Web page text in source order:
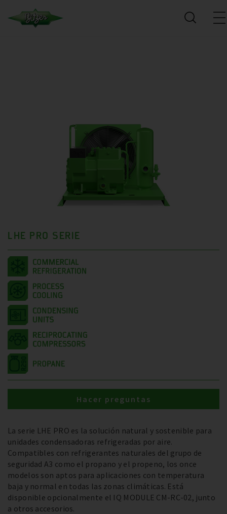
LHE PRO SERIE
La serie LHE PRO es la solución natural y sostenible para
unidades condensadoras refrigeradas por aire.
Compatibles con refrigerantes naturales del grupo de
seguridad A3 como el propano y el propeno, los once
modelos son aptos para aplicaciones con temperatura
baja y normal en todas las zonas climáticas. Está
disponible opcionalmente el IQ MODULE CM-RC-02, junto
a otros accesorios.
Hacer preguntas